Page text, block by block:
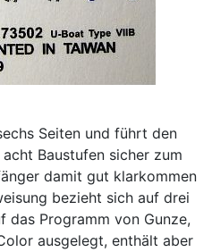
Seiten und führt den
Baustufen sicher zum
damit gut klarkommen
bezieht sich auf drei
das Programm von Gunze,
ausgelegt, enthält aber